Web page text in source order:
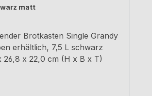
matt
Brotkasten Single Grandy
erhältlich, 7,5 L schwarz
26,8 x 22,0 cm (H x B x T)